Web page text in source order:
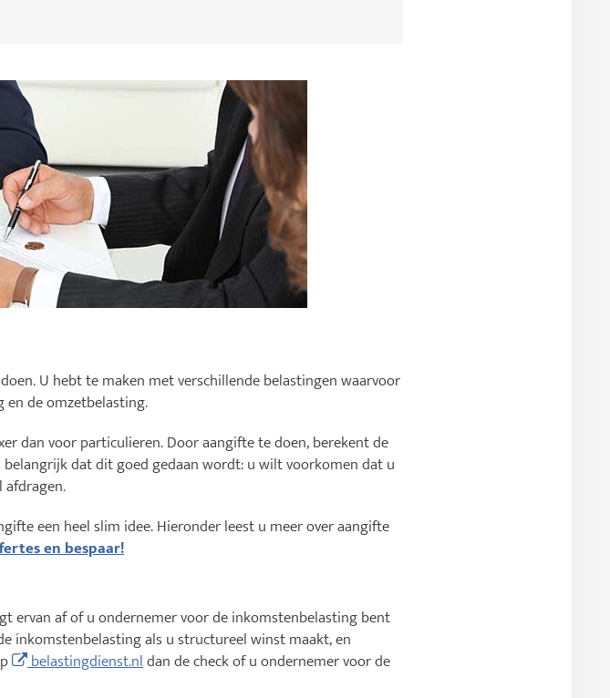
U hebt te maken met verschillende belastingen waarvoor
en de omzetbelasting.
dan voor particulieren. Door aangifte te doen, berekent de
dat dit goed gedaan wordt: u wilt voorkomen dat u
een heel slim idee. Hieronder leest u meer over aangifte
en bespaar!
ervan af of u ondernemer voor de inkomstenbelasting bent
inkomstenbelasting als u structureel winst maakt, en
belastingdienst.nldan de check of u ondernemer voor de